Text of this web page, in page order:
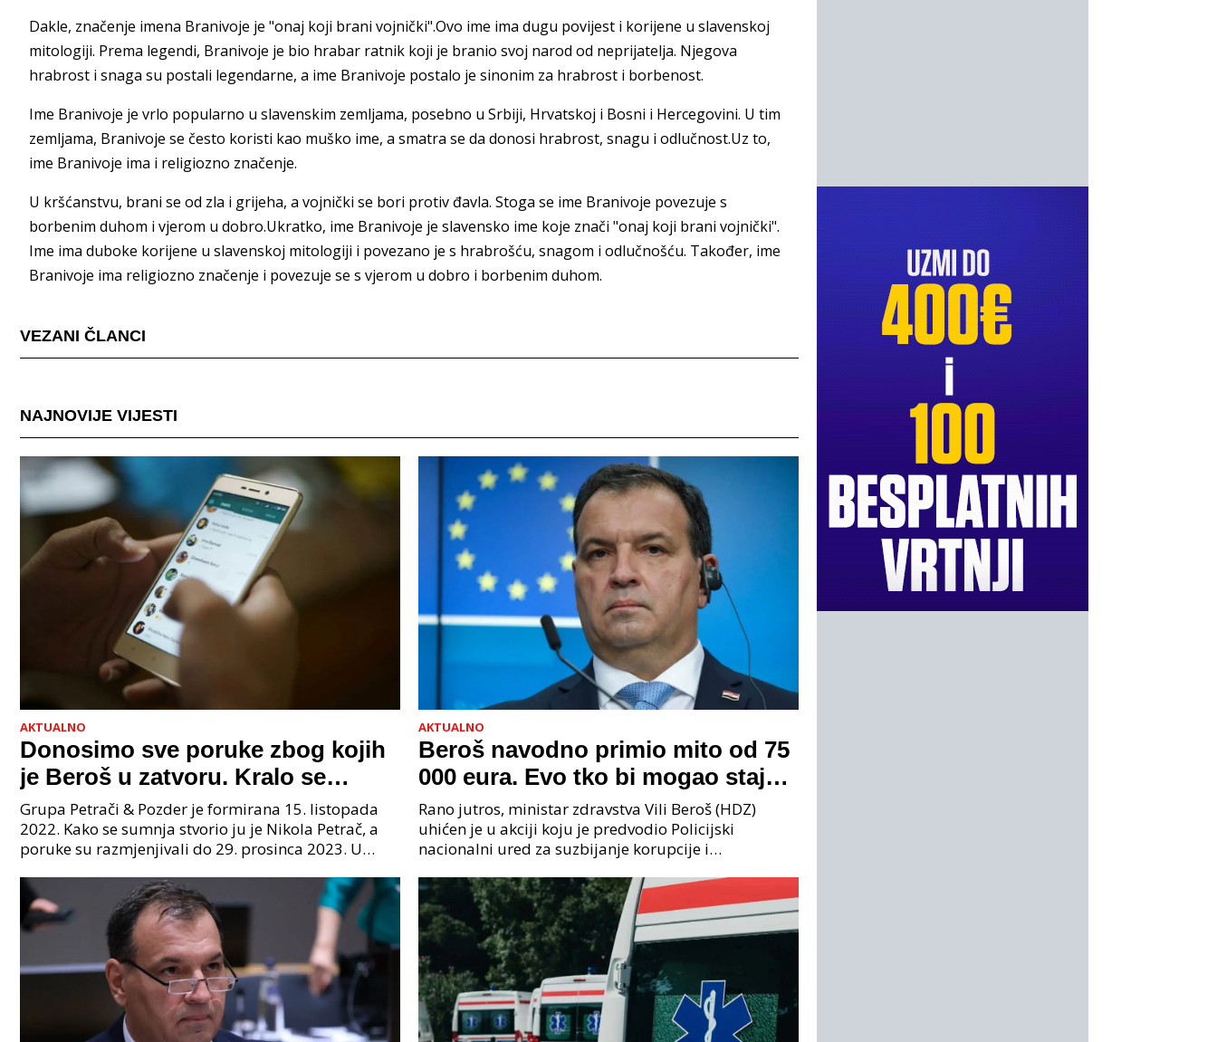
Dakle, značenje imena Branivoje je "onaj koji brani vojnički".Ovo ime ima dugu povijest i korijene u slavenskoj
mitologiji. Prema legendi, Branivoje je bio hrabar ratnik koji je branio svoj narod od neprijatelja. Njegova
hrabrost i snaga su postali legendarne, a ime Branivoje postalo je sinonim za hrabrost i borbenost.
Ime Branivoje je vrlo popularno u slavenskim zemljama, posebno u Srbiji, Hrvatskoj i Bosni i Hercegovini. U tim
zemljama, Branivoje se često koristi kao muško ime, a smatra se da donosi hrabrost, snagu i odlučnost.Uz to,
ime Branivoje ima i religiozno značenje.
U kršćanstvu, brani se od zla i grijeha, a vojnički se bori protiv đavla. Stoga se ime Branivoje povezuje s
borbenim duhom i vjerom u dobro.Ukratko, ime Branivoje je slavensko ime koje znači "onaj koji brani vojnički".
Ime ima duboke korijene u slavenskoj mitologiji i povezano je s hrabrošću, snagom i odlučnošću. Također, ime
Branivoje ima religiozno značenje i povezuje se s vjerom u dobro i borbenim duhom.
VEZANI ČLANCI
NAJNOVIJE VIJESTI
AKTUALNO
Donosimo sve poruke zbog kojih
je Beroš u zatvoru. Kralo se
godinama. Tko će iz vlade biti
sljedeći uhićen?
Grupa Petrači & Pozder je formirana 15. listopada
2022. Kako se sumnja stvorio ju je Nikola Petrač, a
poruke su razmjenjivali do 29. prosinca 2023. U
AKTUALNO
Beroš navodno primio mito od 75
000 eura. Evo tko bi mogao stajati
na čelu zločinačkog udruženja
Rano jutros, ministar zdravstva Vili Beroš (HDZ)
uhićen je u akciji koju je predvodio Policijski
nacionalni ured za suzbijanje korupcije i
priopćenju USKOK